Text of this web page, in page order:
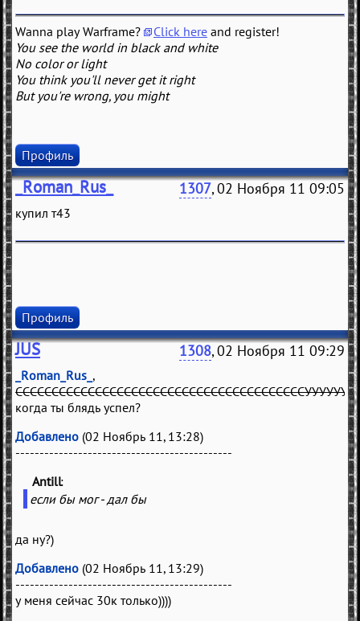
Wanna play Warframe? Click here and register!
You see the world in black and white
No color or light
You think you'll never get it right
But you're wrong, you might
Профиль
_Roman_Rus_ 1307, 02 Ноября 11 09:05
купил т43
Профиль
JUS 1308, 02 Ноября 11 09:29
_Roman_Rus_ ,
когда ты блядь успел?
Добавлено (02 Ноябрь 11, 13:28)
---------------------------------------------
Antill
если бы мог - дал бы
да ну?)
Добавлено (02 Ноябрь 11, 13:29)
---------------------------------------------
у меня сейчас 30к только))))